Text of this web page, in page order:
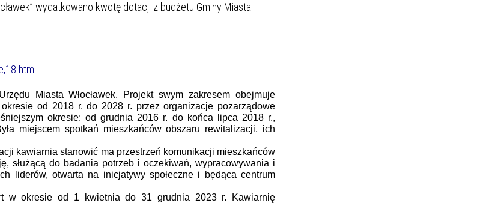
wydatkowano kwotę dotacji z budżetu Gminy Miasta
Miasta Włocławek. Projekt swym zakresem obejmuje
od 2018 r. do 2028 r. przez organizacje pozarządowe
okresie: od grudnia 2016 r. do końca lipca 2018 r.,
miejscem spotkań mieszkańców obszaru rewitalizacji, ich
kawiarnia stanowić ma przestrzeń komunikacji mieszkańców
służącą do badania potrzeb i oczekiwań, wypracowywania i
liderów, otwarta na inicjatywy społeczne i będąca centrum
w okresieod 1 kwietnia do 31 grudnia 2023 r.
Kawiarnię